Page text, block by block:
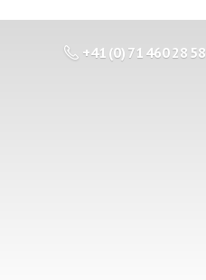
+41 (0) 71 460 28 58